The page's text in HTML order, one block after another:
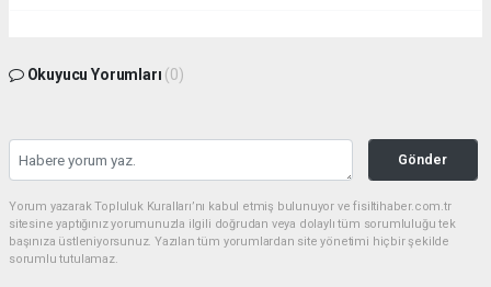
Okuyucu Yorumları (0)
Gönder
Yorum yazarak Topluluk Kuralları’nı kabul etmiş bulunuyor ve fisiltihaber.com.tr
sitesine yaptığınız yorumunuzla ilgili doğrudan veya dolaylı tüm sorumluluğu tek
başınıza üstleniyorsunuz. Yazılan tüm yorumlardan site yönetimi hiçbir şekilde
sorumlu tutulamaz.